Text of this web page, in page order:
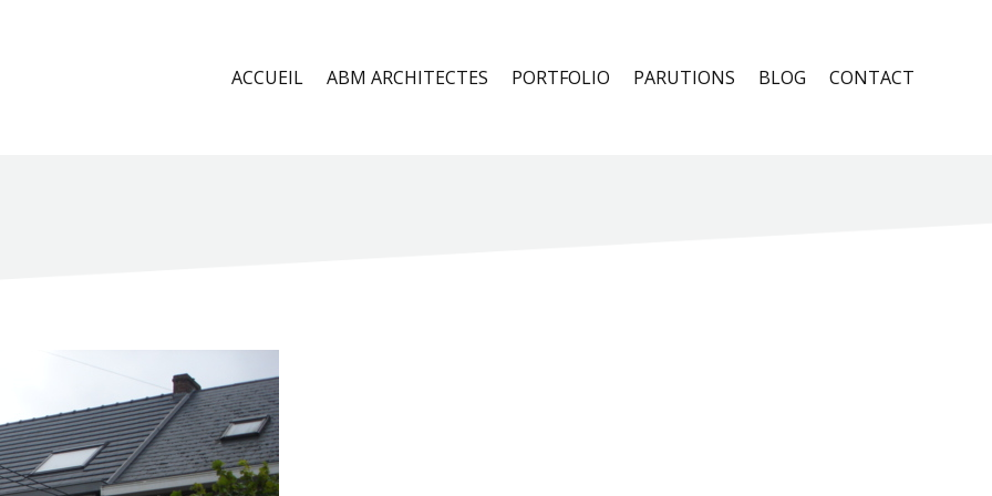
ACCUEIL ABM ARCHITECTES PORTFOLIO PARUTIONS BLOG CONTACT